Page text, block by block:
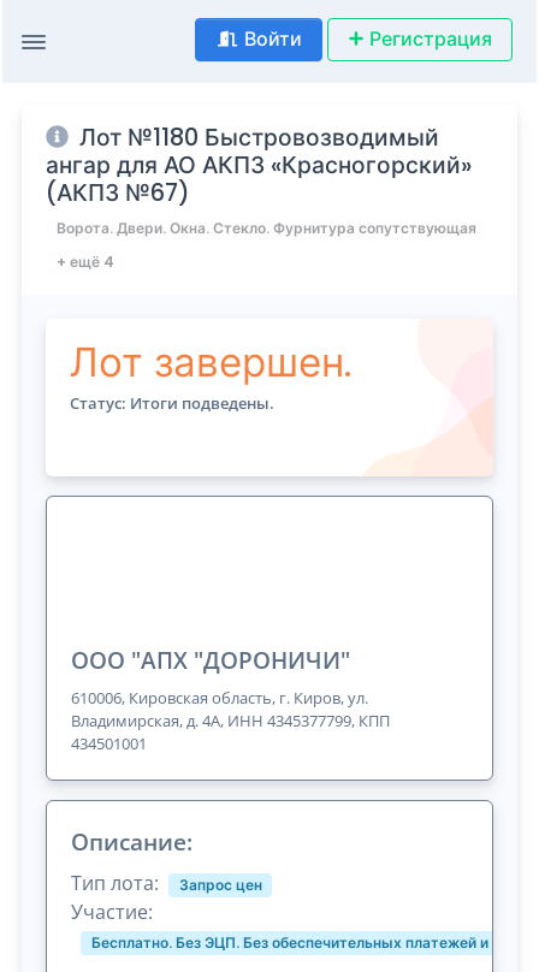
Войти Регистрация
Лот №1180 Быстровозводимый
ангар для АО АКПЗ «Красногорский»
(АКПЗ №67)
Ворота. Двери. Окна. Стекло. Фурнитура сопутствующая
+ ещё 4
Лот завершен.
Статус: Итоги подведены.
ООО "АПХ "ДОРОНИЧИ"
610006, Кировская область, г. Киров, ул.
Владимирская, д. 4А, ИНН 4345377799, КПП
434501001
Описание:
Тип лота: Запрос цен
Участие:
Бесплатно. Без ЭЦП. Без обеспечительных платежей и